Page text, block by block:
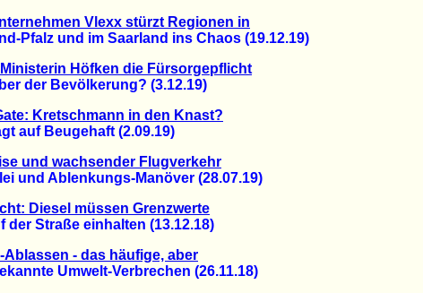
Vlexx stürzt Regionen in
Pfalz und im Saarland ins Chaos (19.12.19)
Höfken die Fürsorgepflicht
der Bevölkerung? (3.12.19)
Kretschmann in den Knast?
auf Beugehaft (2.09.19)
und wachsender Flugverkehr
und Ablenkungs-Manöver (28.07.19)
Diesel müssen Grenzwerte
Straße einhalten (13.12.18)
Ablassen - das häufige, aber
Umwelt-Verbrechen (26.11.18)